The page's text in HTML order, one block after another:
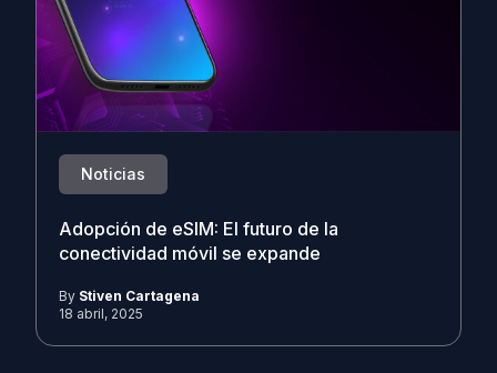
Noticias
Adopción de eSIM: El futuro de la
conectividad móvil se expande
By Stiven Cartagena
18 abril, 2025